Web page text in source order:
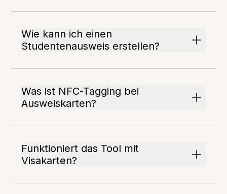
Wie kann ich einen
Studentenausweis erstellen?
Was ist NFC-Tagging bei
Ausweiskarten?
Funktioniert das Tool mit
Visakarten?